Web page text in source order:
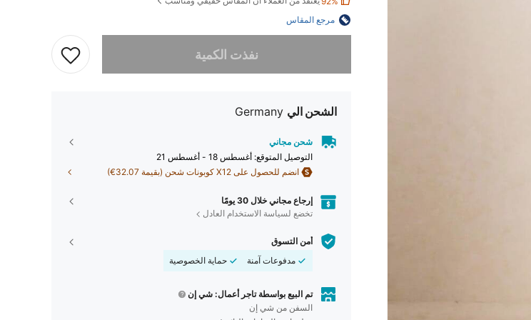
مرجع المقاس
نفذت الكمية
الشحن الي Germany
شحن مجاني
التوصيل المتوقع: أغسطس 18 - أغسطس 21
انضم للحصول على X12 كوبونات شحن (بقيمة 32.07€)
إرجاع مجاني خلال 30 يومًا
تخضع لسياسة الاستخدام العادل
أمن التسوق
مدفوعات آمنة
حماية الخصوصية
تم البيع بواسطة تاجر أعمال: شي إن
السفن من شي إن